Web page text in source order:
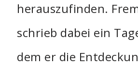
herauszufinden.
schrieb dabei ein
dem er die